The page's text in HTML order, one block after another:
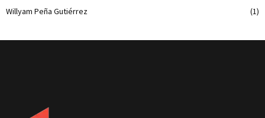
Willyam Peña Gutiérrez
(1)